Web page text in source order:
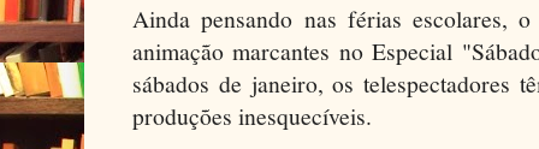
Ainda pensando nas férias escolares,
animação marcantes no Especial
sábados de janeiro, os telespectadores
produções inesquecíveis.